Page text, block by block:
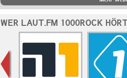
WER LAUT.FM 1000ROCK